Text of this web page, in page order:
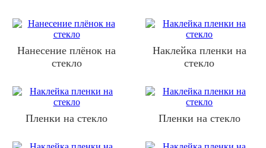
Нанесение плёнок на
стекло
Наклейка пленки на
стекло
Пленки на стекло Пленки на стекло